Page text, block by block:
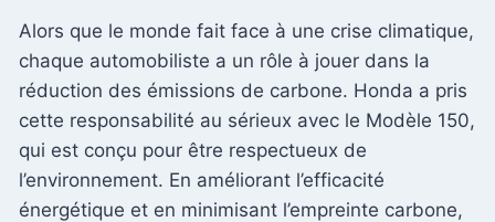
Alors que le monde fait face à une crise climatique,
chaque automobiliste a un rôle à jouer dans la
réduction des émissions de carbone. Honda a pris
cette responsabilité au sérieux avec le Modèle 150,
qui est conçu pour être respectueux de
l’environnement. En améliorant l’efficacité
énergétique et en minimisant l’empreinte carbone,